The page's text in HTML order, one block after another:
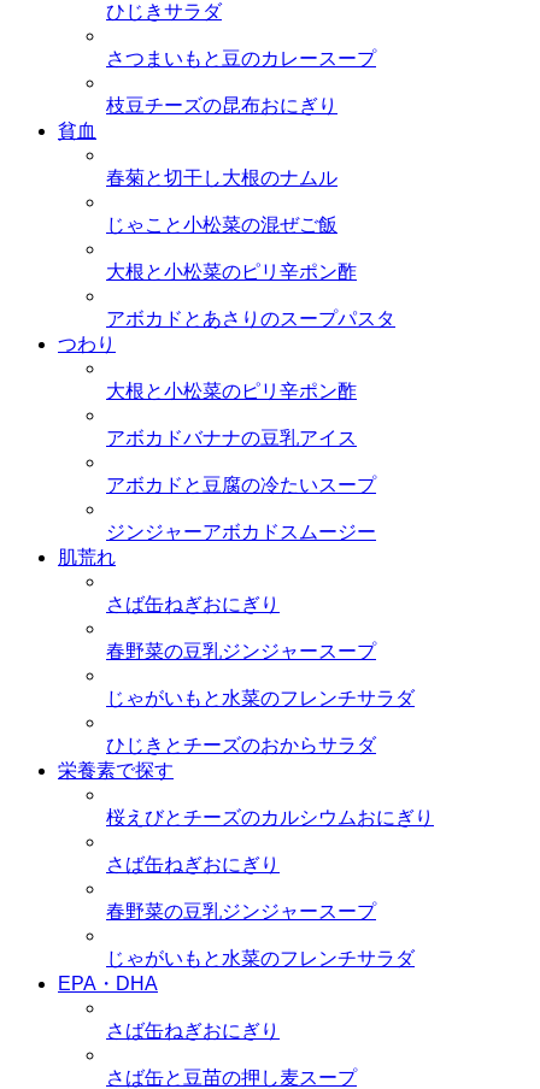
ひじきサラダ
さつまいもと豆のカレースープ
枝豆チーズの昆布おにぎり
貧血
春菊と切干し大根のナムル
じゃこと小松菜の混ぜご飯
大根と小松菜のピリ辛ポン酢
アボカドとあさりのスープパスタ
つわり
大根と小松菜のピリ辛ポン酢
アボカドバナナの豆乳アイス
アボカドと豆腐の冷たいスープ
ジンジャーアボカドスムージー
肌荒れ
さば缶ねぎおにぎり
春野菜の豆乳ジンジャースープ
じゃがいもと水菜のフレンチサラダ
ひじきとチーズのおからサラダ
栄養素で探す
桜えびとチーズのカルシウムおにぎり
さば缶ねぎおにぎり
春野菜の豆乳ジンジャースープ
じゃがいもと水菜のフレンチサラダ
EPA・DHA
さば缶ねぎおにぎり
さば缶と豆苗の押し麦スープ